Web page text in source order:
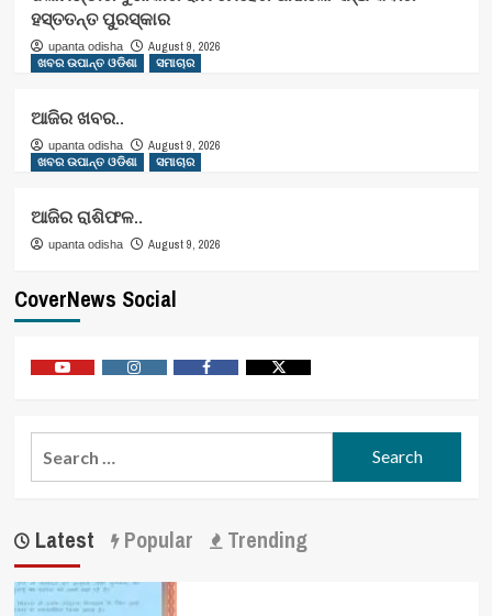
ହସ୍ତତନ୍ତ ପୁରସ୍କାର
upanta odisha
August 9, 2026
ଖବର ଉପାନ୍ତ ଓଡିଶା
ସମାଚାର
ଆଜିର ଖବର..
upanta odisha
August 9, 2026
ଖବର ଉପାନ୍ତ ଓଡିଶା
ସମାଚାର
ଆଜିର ରାଶିଫଳ..
upanta odisha August 9, 2026
CoverNews Social
Latest Popular Trending